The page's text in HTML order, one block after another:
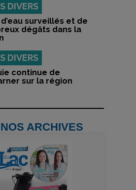
DIVERS
d’eau surveillés et de
dégâts dans la
DIVERS
continue de
sur la région
ARCHIVES